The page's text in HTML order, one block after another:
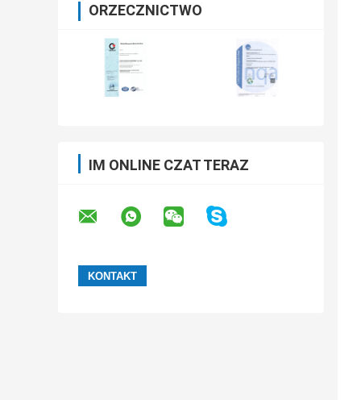
ORZECZNICTWO
IM ONLINE CZAT TERAZ